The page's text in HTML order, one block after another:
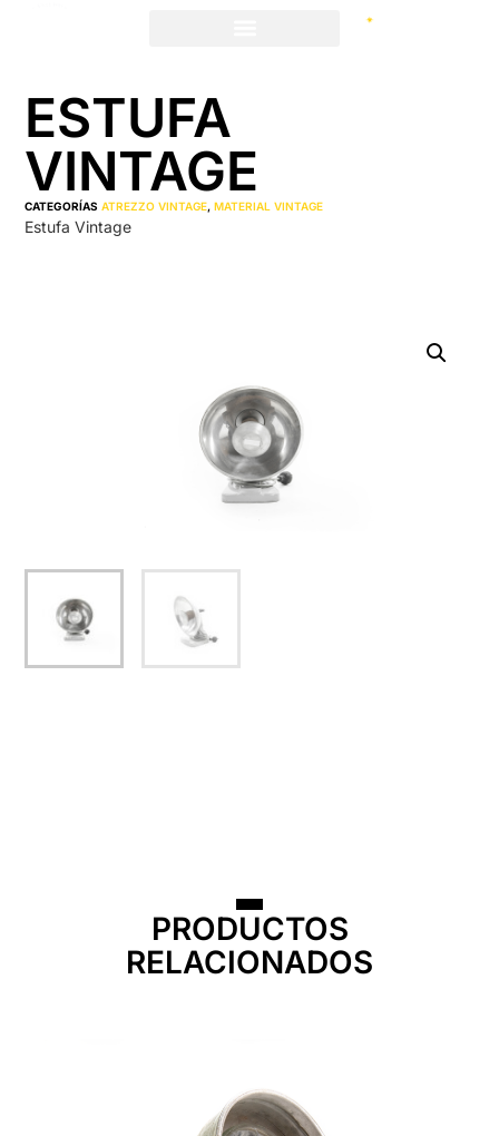
ESTUFA
VINTAGE
CATEGORÍAS ATREZZO VINTAGE,MATERIAL VINTAGE
Estufa Vintage
PRODUCTOS
RELACIONADOS